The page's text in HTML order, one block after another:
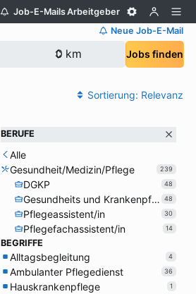
Job-E-MailsArbeitgeber
Neue Job-E-Mail
Jobs finden
Sortierung: Relevanz
BERUFE
Alle
Gesundheit/Medizin/Pflege
239
DGKP 48
Gesundheits und Krankenpfleger/in 48
Pflegeassistent/in 30
Pflegefachassistent/in 14
BEGRIFFE
Alltagsbegleitung 4
Ambulanter Pflegedienst 36
Hauskrankenpflege 1